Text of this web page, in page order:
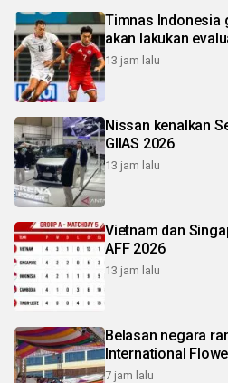
Timnas Indonesia
akan lakukan
13 jam lalu
Nissan kenalkan
GIIAS 2026
13 jam lalu
Vietnam dan
AFF 2026
13 jam lalu
Belasan negara
International
7 jam lalu